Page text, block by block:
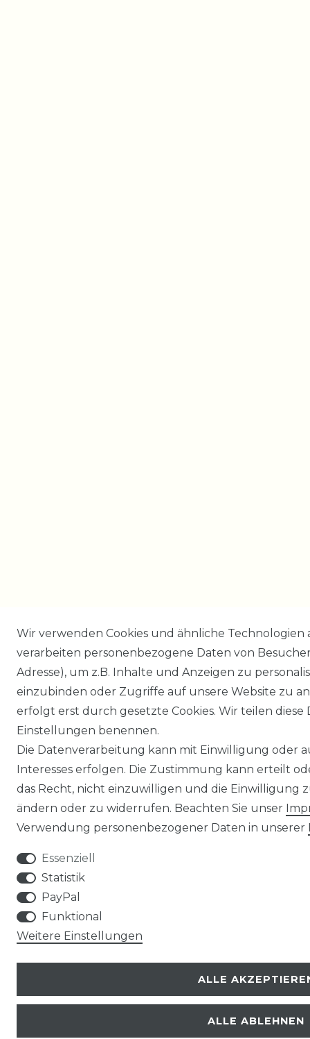
Wir verwenden Cookies und ähnliche
verarbeiten personenbezogene Daten von
Adresse), um z.B. Inhalte und Anzeigen zu
einzubinden oder Zugriffe auf unsere Website zu
erfolgt erst durch gesetzte Cookies. Wir teilen
Einstellungen benennen.
Die Datenverarbeitung kann mit Einwilligung oder
Interesses erfolgen. Die Zustimmung kann erteilt
das Recht, nicht einzuwilligen und die Einwilligung
ändern oder zu widerrufen. Beachten Sie unser
Verwendung personenbezogener Daten in unserer
Essenziell
Statistik
PayPal
Funktional
Weitere Einstellungen
ALLE
ALLE ABLEHNEN